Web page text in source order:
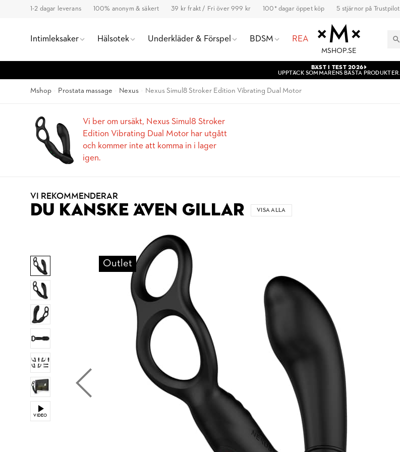
1-2 dagar leverans 100% anonym & säkert 39 kr frakt / Fri över 999 kr 100* dagar öppet köp 5 stjärnor på Trustpilot
Intimleksaker Hälsotek Underkläder & Förspel BDSM REA
MSHOP.SE
BÄST I TEST 2026
UPPTÄCK SOMMARENS BÄSTA PRODUKTER.
Mshop Prostata massage Nexus Nexus Simul8 Stroker Edition Vibrating Dual Motor
Vi ber om ursäkt, Nexus Simul8 Stroker
Edition Vibrating Dual Motor har utgått
och kommer inte att komma in i lager
igen.
VI REKOMMENDERAR
DU KANSKE ÄVEN GILLAR VISA ALLA
Outlet
VIDEO